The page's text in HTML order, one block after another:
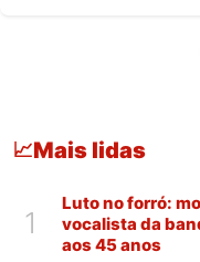
📈Mais lidas
1
Luto no forró:
vocalista da
aos 45 anos